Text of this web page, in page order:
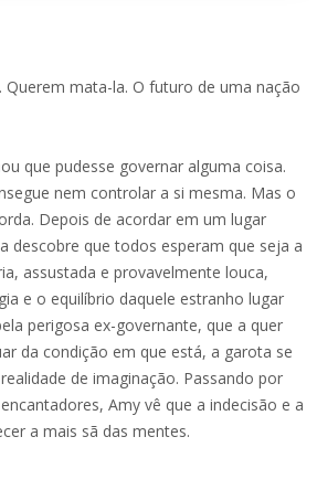
Querem mata-la. O futuro de uma nação
que pudesse governar alguma coisa.
nem controlar a si mesma. Mas o
Depois de acordar em um lugar
descobre que todos esperam que seja a
assustada e provavelmente louca,
e o equilíbrio daquele estranho lugar
perigosa ex-governante, que a quer
da condição em que está, a garota se
de imaginação. Passando por
Amy vê que a indecisão e a
a mais sã das mentes.